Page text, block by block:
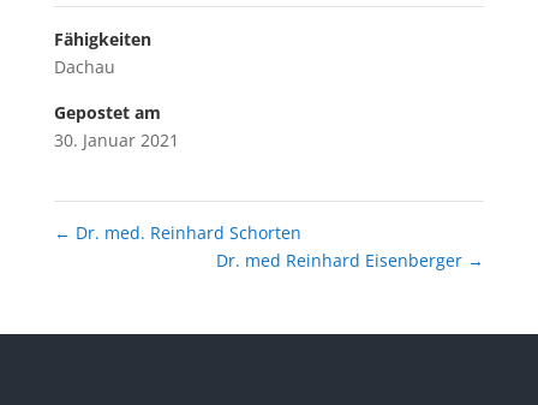
Fähigkeiten
Dachau
Gepostet am
30. Januar 2021
← Dr. med. Reinhard Schorten
Dr. med Reinhard Eisenberger →